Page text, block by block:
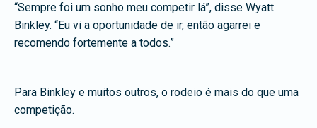
“Sempre foi um sonho meu competir lá”, disse Wyatt
Binkley. “Eu vi a oportunidade de ir, então agarrei e
recomendo fortemente a todos.”
Para Binkley e muitos outros, o rodeio é mais do que uma
competição.